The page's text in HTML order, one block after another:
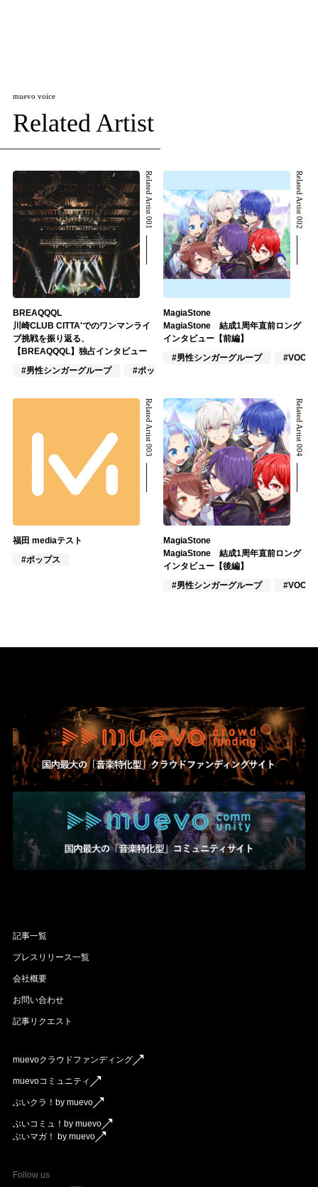
muevo voice
Related Artist
Related Artist 001
BREAQQQL
川崎CLUB CITTA'でのワンマンライ
ブ挑戦を振り返る、
【BREAQQQL】独占インタビュー
#男性シンガーグループ
#ポップス
Related Artist 002
MagiaStone
MagiaStone 結成1周年直前ロング
インタビュー【前編】
#男性シンガーグループ
Related Artist 003
福田 mediaテスト
#ポップス
Related Artist 004
MagiaStone
MagiaStone 結成1周年直前ロング
インタビュー【後編】
#男性シンガーグループ
記事一覧
プレスリリース一覧
会社概要
お問い合わせ
記事リクエスト
muevoクラウドファンディング
muevoコミュニティ
ぶいクラ！by muevo
ぶいコミュ！by muevo
ぶいマガ！ by muevo
Follow us